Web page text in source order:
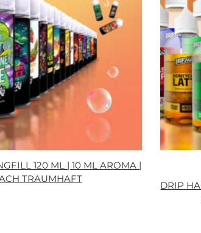
120 ML | 10 ML AROMA |
TRAUMHAFT
DRIP